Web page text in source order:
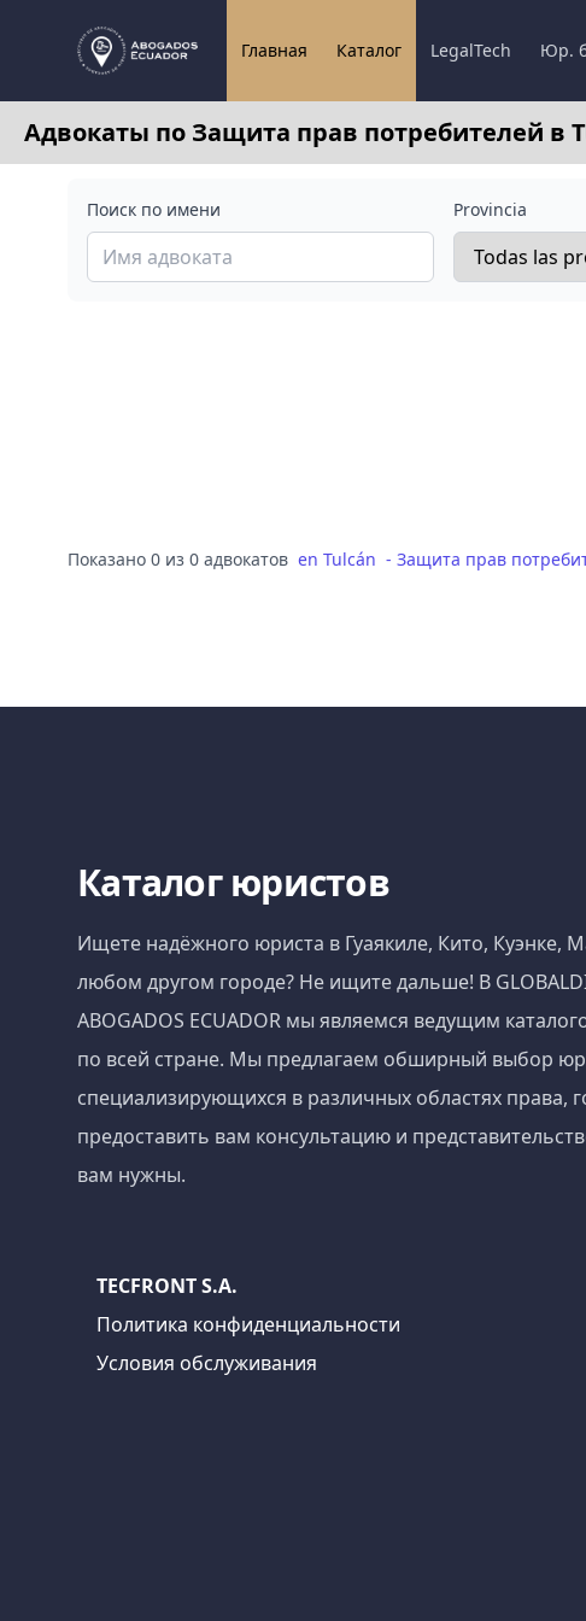
Главная Каталог LegalTech Юр.
Адвокаты по Защита прав потребителей в
Поиск по имени Provincia
Показано 0 из 0 адвокатов en Tulcán - Защита прав
Каталог юристов
Ищете надёжного юриста в Гуаякиле, Кито, Куэнке,
любом другом городе? Не ищите дальше! В
ABOGADOS ECUADOR мы являемся ведущим
по всей стране. Мы предлагаем обширный выбор
специализирующихся в различных областях права,
предоставить вам консультацию и
вам нужны.
TECFRONT S.A.
Политика конфиденциальности
Условия обслуживания